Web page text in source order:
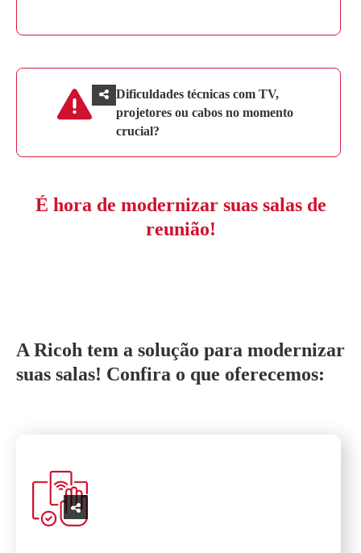
Dificuldades técnicas com TV,
projetores ou cabos no momento
crucial?
É hora de modernizar suas salas de
reunião!
A Ricoh tem a solução para modernizar
suas salas! Confira o que oferecemos: